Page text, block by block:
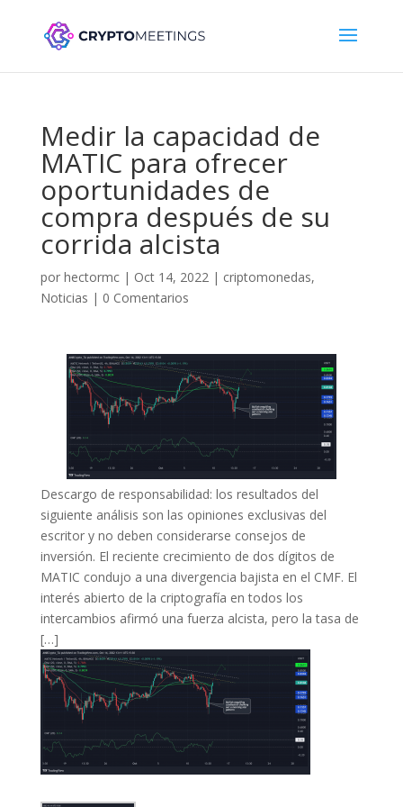
Medir la capacidad de
MATIC para ofrecer
oportunidades de
compra después de su
corrida alcista
por hectormc| Oct 14, 2022| criptomonedas,
Noticias | 0 Comentarios
Descargo de responsabilidad: los resultados del
siguiente análisis son las opiniones exclusivas del
escritor y no deben considerarse consejos de
inversión. El reciente crecimiento de dos dígitos de
MATIC condujo a una divergencia bajista en el CMF. El
interés abierto de la criptografía en todos los
intercambios afirmó una fuerza alcista, pero la tasa de
[…]